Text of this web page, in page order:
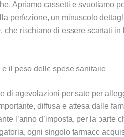
Apriamo cassetti e svuotiamo
perfezione, un minuscolo
rischiano di essere scartati
il peso delle spese sanitarie
di agevolazioni pensate per
diffusa e attesa dalle
l’anno d’imposta, per la
ogni singolo farmaco